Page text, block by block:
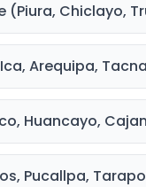
(Piura, Chiclayo,
Arequipa,
Huancayo,
Pucallpa,